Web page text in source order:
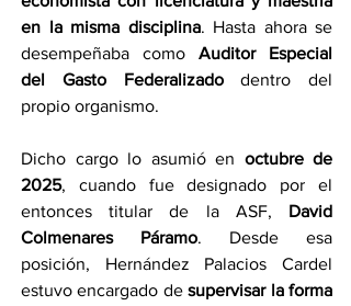
en la misma disciplina. Hasta ahora se
desempeñaba como Auditor Especial
del Gasto Federalizado dentro del
propio organismo.
Dicho cargo lo asumió en octubre de
2025, cuando fue designado por el
entonces titular de la ASF, David
Colmenares Páramo. Desde esa
posición, Hernández Palacios Cardel
estuvo encargado de supervisar la forma